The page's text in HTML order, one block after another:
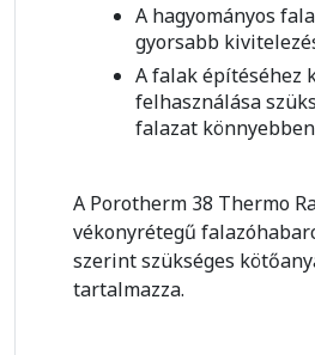
A hagyományos
gyorsabb
A falak építéséhez
felhasználása
falazat
A Porotherm 38 Thermo
vékonyrétegű
szerint szükséges
tartalmazza.